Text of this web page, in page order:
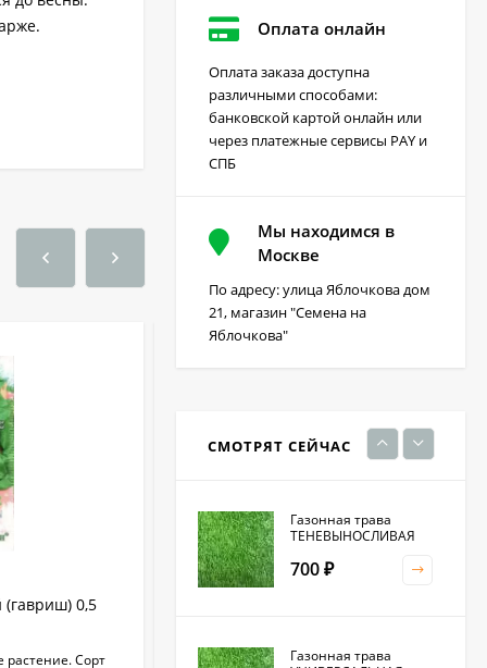
0,5
растение. Сорт
Раннеспелый (30-35 дней от всходов до
Оплата онлайн
Оплата заказа доступна
различными способами:
банковской картой онлайн или
через платежные сервисы PAY и
СПБ
Мы находимся в
Москве
По адресу: улица Яблочкова дом
21, магазин "Семена на
Яблочкова"
СМОТРЯТ СЕЙЧАС
Грейдер от сорняков
(август) 10 мл
220₽
230
Газонная трава
ТЕНЕВЫНОСЛИВАЯ
700 ₽
Газонная трава